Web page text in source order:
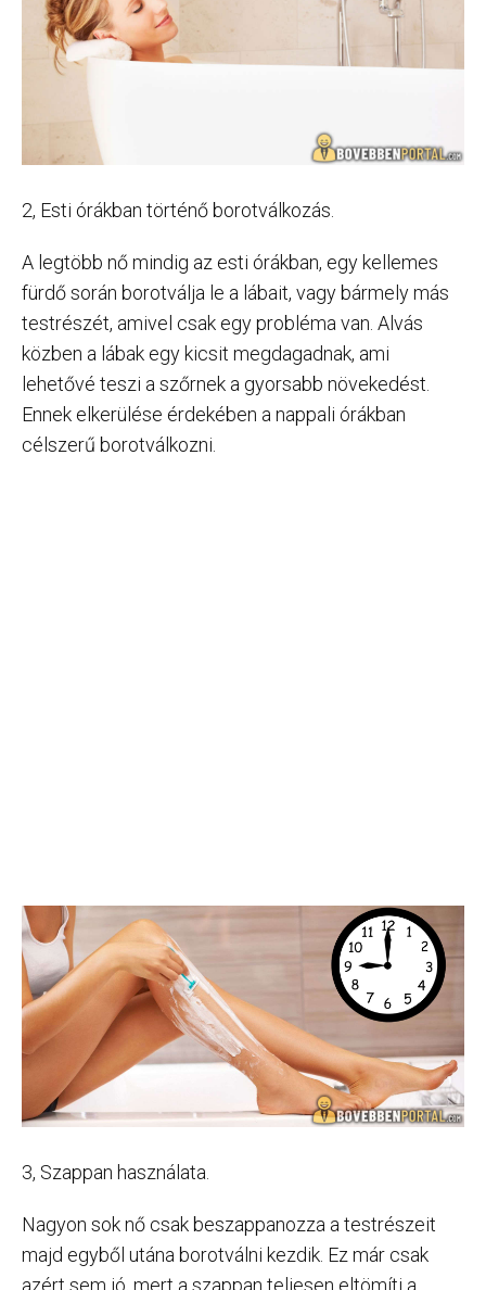
2, Esti órákban történő borotválkozás.
A legtöbb nő mindig az esti órákban, egy kellemes
fürdő során borotválja le a lábait, vagy bármely más
testrészét, amivel csak egy probléma van. Alvás
közben a lábak egy kicsit megdagadnak, ami
lehetővé teszi a szőrnek a gyorsabb növekedést.
Ennek elkerülése érdekében a nappali órákban
célszerű borotválkozni.
3, Szappan használata.
Nagyon sok nő csak beszappanozza a testrészeit
majd egyből utána borotválni kezdik. Ez már csak
azért sem jó, mert a szappan teljesen eltömíti a